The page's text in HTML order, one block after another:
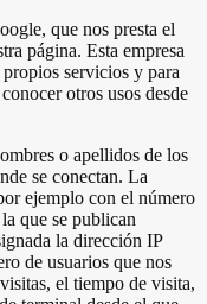
que nos presta el
página. Esta empresa
servicios y para
otros usos desde
o apellidos de los
se conectan. La
ejemplo con el número
que se publican
la dirección IP
de usuarios que nos
el tiempo de visita,